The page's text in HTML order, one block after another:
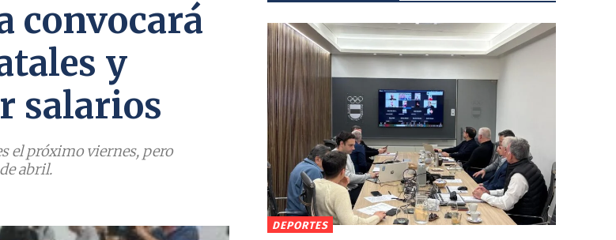
convocará
y
salarios
el próximo viernes, pero
abril.
DEPORTES